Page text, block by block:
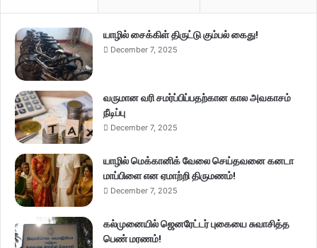
யாழில் சைக்கிள் திருட்டு கும்பல் கைது!
December 7, 2025
வருமான வரி சமர்ப்பிப்பதற்கான கால அவகாசம்
நீடிப்பு
December 7, 2025
யாழில் மெக்கானிக் வேலை செய்தவனை கனடா
மாப்பிளை என ஏமாற்றி திருமணம்!
December 7, 2025
கல்முனையில் ஜெனரேட்டர் புகையை சுவாசித்த
பெண் மரணம்!